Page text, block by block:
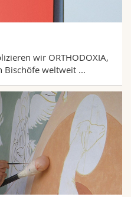
wir ORTHODOXIA,
Bischöfe weltweit ...